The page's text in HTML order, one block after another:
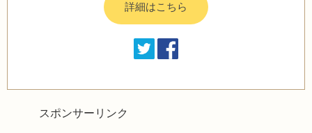
詳細はこちら
スポンサーリンク